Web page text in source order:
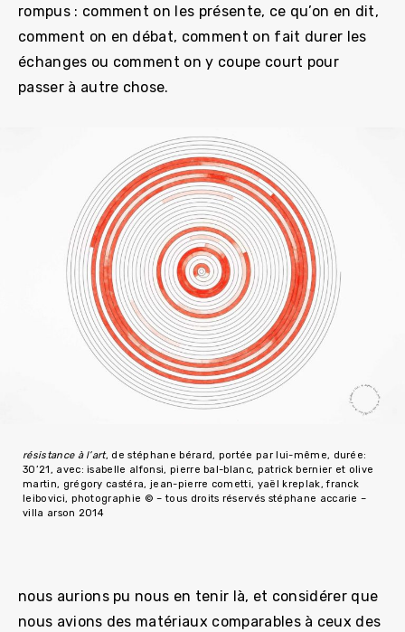
rompus : comment on les présente, ce qu’on en dit,
comment on en débat, comment on fait durer les
échanges ou comment on y coupe court pour
passer à autre chose.
résistance à l’art, de stéphane bérard, portée par lui-même, durée:
30’21, avec: isabelle alfonsi, pierre bal-blanc, patrick bernier et olive
martin, grégory castéra, jean-pierre cometti, yaël kreplak, franck
leibovici, photographie © – tous droits réservés stéphane accarie –
villa arson 2014
nous aurions pu nous en tenir là, et considérer que
nous avions des matériaux comparables à ceux des